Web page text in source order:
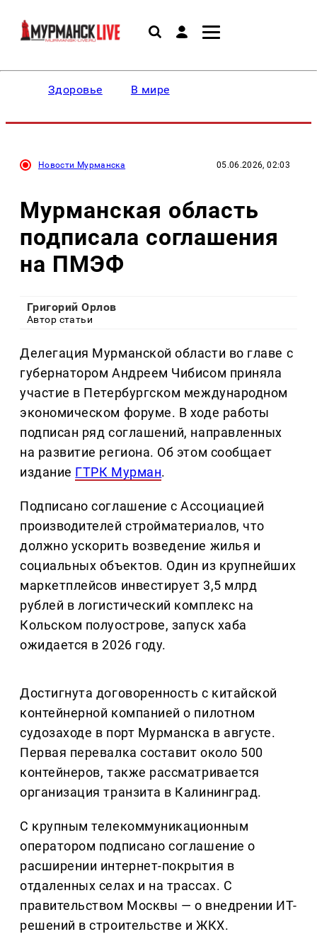
Здоровье В мире
Новости Мурманска 05.06.2026, 02:03
Мурманская область
подписала соглашения
на ПМЭФ
Григорий Орлов
Автор статьи
Делегация Мурманской области во главе с
губернатором Андреем Чибисом приняла
участие в Петербургском международном
экономическом форуме. В ходе работы
подписан ряд соглашений, направленных
на развитие региона. Об этом сообщает
издание ГТРК Мурман.
Подписано соглашение с Ассоциацией
производителей стройматериалов, что
должно ускорить возведение жилья и
социальных объектов. Один из крупнейших
маркетплейсов инвестирует 3,5 млрд
рублей в логистический комплекс на
Кольском полуострове, запуск хаба
ожидается в 2026 году.
Достигнута договоренность с китайской
контейнерной компанией о пилотном
судозаходе в порт Мурманска в августе.
Первая перевалка составит около 500
контейнеров, также рассматривается
организация транзита в Калининград.
С крупным телекоммуникационным
оператором подписано соглашение о
расширении интернет-покрытия в
отдаленных селах и на трассах. С
правительством Москвы — о внедрении ИТ-
решений в строительстве и ЖКХ.